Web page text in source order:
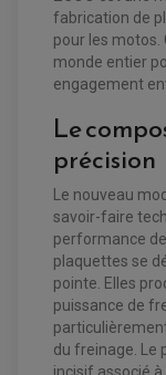
BOITIER CDI
CHARGEUR
DÉMARREUR
ECLAIRAGE
STATOR ET
DISQUE DE
KIT DURITE
KIT
MOUSSE
CHAMBRE À
fabrication de
pour les motos.
monde entier
engagement
Le
précision
Le nouveau
savoir-faire
performance
plaquettes se
pointe. Elles
puissance de
du freinage. Le